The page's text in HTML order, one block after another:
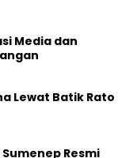
Media dan
Lewat Batik Rato
Sumenep Resmi